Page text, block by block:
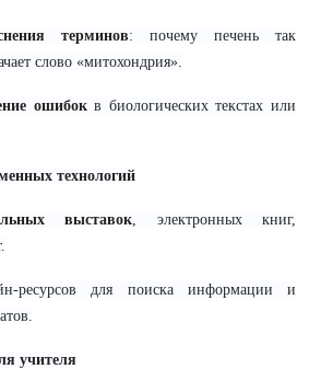
терминов: почему печень так
слово «митохондрия».
ошибокв биологических текстах или
технологий
выставок, электронных книг,
ресурсов для поиска информации и
учителя